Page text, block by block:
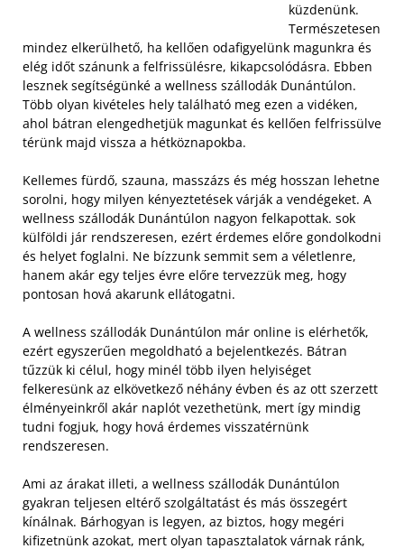
küzdenünk.
Természetesen
mindez elkerülhető, ha kellően odafigyelünk magunkra és
elég időt szánunk a felfrissülésre, kikapcsolódásra. Ebben
lesznek segítségünké a wellness szállodák Dunántúlon.
Több olyan kivételes hely található meg ezen a vidéken,
ahol bátran elengedhetjük magunkat és kellően felfrissülve
térünk majd vissza a hétköznapokba.
Kellemes fürdő, szauna, masszázs és még hosszan lehetne
sorolni, hogy milyen kényeztetések várják a vendégeket. A
wellness szállodák Dunántúlon nagyon felkapottak. sok
külföldi jár rendszeresen, ezért érdemes előre gondolkodni
és helyet foglalni. Ne bízzunk semmit sem a véletlenre,
hanem akár egy teljes évre előre tervezzük meg, hogy
pontosan hová akarunk ellátogatni.
A wellness szállodák Dunántúlon már online is elérhetők,
ezért egyszerűen megoldható a bejelentkezés. Bátran
tűzzük ki célul, hogy minél több ilyen helyiséget
felkeresünk az elkövetkező néhány évben és az ott szerzett
élményeinkről akár naplót vezethetünk, mert így mindig
tudni fogjuk, hogy hová érdemes visszatérnünk
rendszeresen.
Ami az árakat illeti, a wellness szállodák Dunántúlon
gyakran teljesen eltérő szolgáltatást és más összegért
kínálnak. Bárhogyan is legyen, az biztos, hogy megéri
kifizetnünk azokat, mert olyan tapasztalatok várnak ránk,